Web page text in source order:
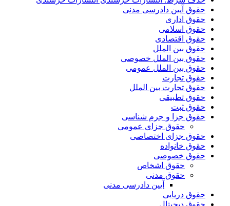
حقوق آیین دادرسی مدنی
حقوق اداری
حقوق اسلامی
حقوق اقتصادی
حقوق بین الملل
حقوق بین الملل خصوصی
حقوق بین الملل عمومی
حقوق تجارت
حقوق تجارت بین الملل
حقوق تطبیقی
حقوق ثبت
حقوق جزا و جرم شناسی
حقوق جزای عمومی
حقوق جزای اختصاصی
حقوق خانواده
حقوق خصوصی
حقوق اشخاص
حقوق مدنی
آیین دادرسی مدنی
حقوق دریایی